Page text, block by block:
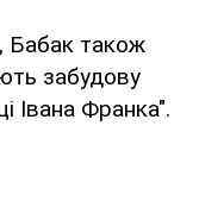
Бабак також
забудову
Івана Франка".